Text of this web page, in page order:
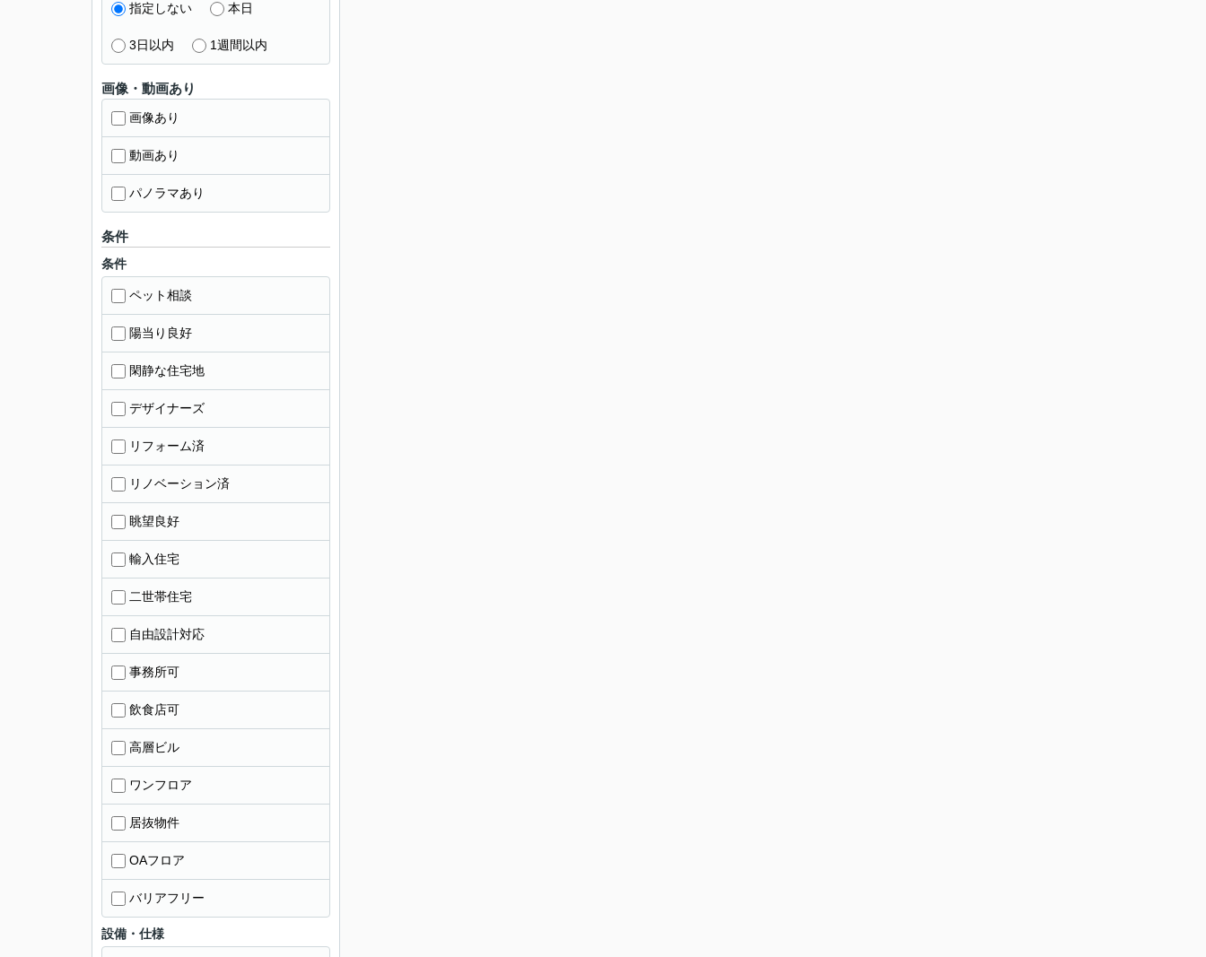
指定しない 本日
3日以内 1週間以内
画像・動画あり
画像あり
動画あり
パノラマあり
条件
条件
ペット相談
陽当り良好
閑静な住宅地
デザイナーズ
リフォーム済
リノベーション済
眺望良好
輸入住宅
二世帯住宅
自由設計対応
事務所可
飲食店可
高層ビル
ワンフロア
居抜物件
OAフロア
バリアフリー
設備・仕様